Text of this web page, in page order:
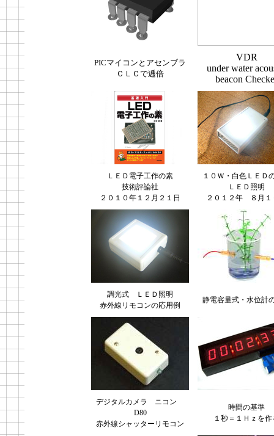
PICマイコンとアセンブラ
ＣＬＣで逓倍
VDR
under water
beacon
ＬＥＤ電子工作の素
技術評論社
２０１０年１２月２１日
１０Ｗ・白色ＬＥＤ
ＬＥＤ照明
２０１２年 ８月１
調光式 ＬＥＤ照明
赤外線リモコンの応用例
静電容量式・水位計
デジタルカメラ ニコン
D80
赤外線シャッターリモコン
時間の基準
１秒＝１Ｈｚを作